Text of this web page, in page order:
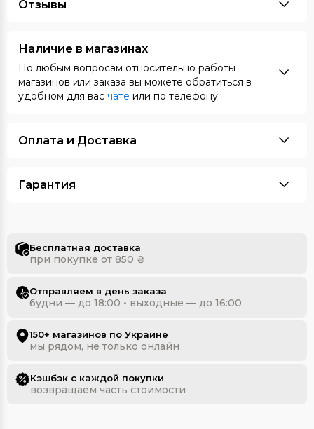
Отзывы
Наличие в магазинах
По любым вопросам относительно работы
магазинов или заказа вы можете обратиться в
удобном для вас чате или по телефону
Оплата и Доставка
Гарантия
Бесплатная доставка
при покупке от 850 ₴
Отправляем в день заказа
будни — до 18:00 • выходные — до 16:00
150+ магазинов по Украине
мы рядом, не только онлайн
Кэшбэк с каждой покупки
возвращаем часть стоимости